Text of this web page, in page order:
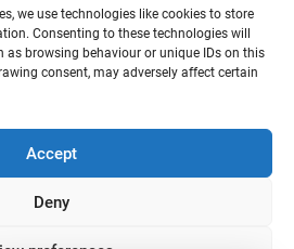
we use technologies like cookies to store
Consenting to these technologies will
as browsing behaviour or unique IDs on this
consent, may adversely affect certain
Accept
Deny